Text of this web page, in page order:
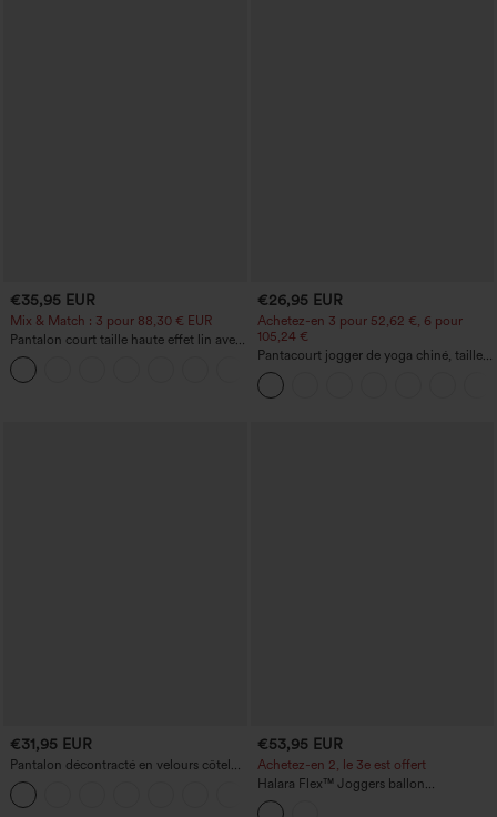
€35,95 EUR
Mix & Match : 3 pour 88,30 € EUR
Pantalon court taille haute effet lin avec
poche zippée
€26,95 EUR
Achetez-en 3 pour 52,62 €, 6 pour
105,24 €
Pantacourt jogger de yoga chiné, taille
haute, à fronces, avec poches.
€31,95 EUR
Pantalon décontracté en velours côtelé,
taille mi-haute, poche zippée
€53,95 EUR
Achetez-en 2, le 3e est offert
Halara Flex™ Joggers ballon
décontractés en jean, taille mi-haute,